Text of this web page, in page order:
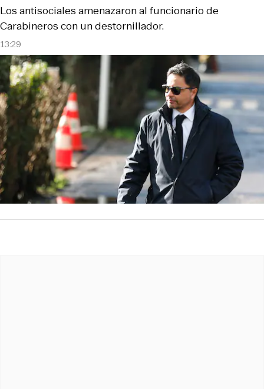
13:29
Los antisociales amenazaron al funcionario de
Carabineros con un destornillador.